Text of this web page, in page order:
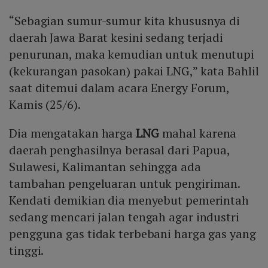
“Sebagian sumur-sumur kita khususnya di
daerah Jawa Barat kesini sedang terjadi
penurunan, maka kemudian untuk menutupi
(kekurangan pasokan) pakai LNG,” kata Bahlil
saat ditemui dalam acara Energy Forum,
Kamis (25/6).
Dia mengatakan harga LNGmahal karena
daerah penghasilnya berasal dari Papua,
Sulawesi, Kalimantan sehingga ada
tambahan pengeluaran untuk pengiriman.
Kendati demikian dia menyebut pemerintah
sedang mencari jalan tengah agar industri
pengguna gas tidak terbebani harga gas yang
tinggi.